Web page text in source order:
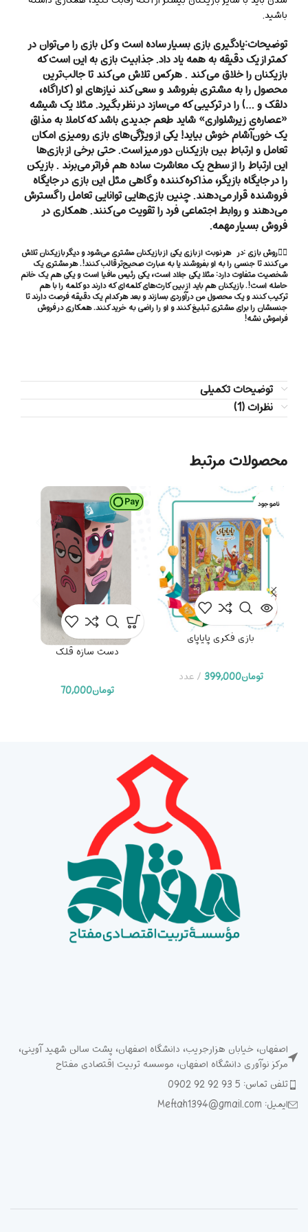
باشید.
توضیحات:یادگیری بازی بسیار ساده است و کل بازی را می‌توان در
کمتر از یک دقیقه به همه یاد داد. جذابیت بازی به این است که
بازیکنان را خلاق می‌کند . هر کس تلاش می‌کند تا جالب‌ترین
محصول را به مشتری بفروشد و سعی کند نیازهای او (کاراگاه،
دلقک و …) را در ترکیبی که می‌سازد در نظر بگیرد. مثلا یک شیشه
«عصاره‌ی زیرشلواری» شاید طعم جدیدی باشد که کاملا به مذاق
یک خون‌آشام خوش بیاید! یکی از ویژگی‌های بازی رومیزی امکان
تعامل و ارتباط بین بازیکنان دور میز است. حتی برخی از بازی‌ها
این ارتباط را از سطح یک معاشرت ساده هم فراتر می‌برند . بازیکن
را در جایگاه بازیگر، مذاکره‌کننده و گاهی مثل این بازی در جایگاه
فروشنده قرار می‌دهند. چنین بازی‌هایی توانایی تعامل را گسترش
می‌دهند و روابط اجتماعی فرد را تقویت می‌کنند. همکاری در
فروش بسیار مهمه.
👈🏻روش بازی :در هر نوبت از بازی یکی از بازیکنان مشتری می‌شود و دیگر بازیکنان تلاش
می‌کنند تا جنسی را به او بفروشند یا به عبارت صحیح‌تر قالب کنند!. هر مشتری یک
شخصیت متفاوت دارد: مثلا یکی جلاد است، یکی رئیس مافیا است و یکی هم یک خانم
حامله است!. بازیکنان هم باید از بین کارت‌های کلمه‌ای که دارند دو کلمه را با هم
ترکیب کنند و یک محصول من درآوردی بسازند و بعد هر کدام یک دقیقه فرصت دارند تا
جنسشان را برای مشتری تبلیغ کنند و او را راضی به خرید کنند. همکاری در فروش
فراموش نشه!
توضیحات تکمیلی
نظرات (1)
محصولات مرتبط
ناموجود
بازی فکری پایاپای
تومان399,000 عدد
دست سازه قلک
تومان70,000
اصفهان، خیابان هزارجریب، دانشگاه اصفهان، پشت سالن شهید آوینی،
مرکز نوآوری دانشگاه اصفهان، موسسه تربیت اقتصادی مفتاح
تلفن تماس: 5 93 92 92 0902
ایمیل: Meftah1394@gmail.com